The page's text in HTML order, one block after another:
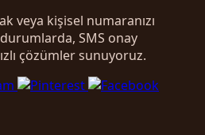
veya kişisel numaranızı
SMS onay
çözümler sunuyoruz.